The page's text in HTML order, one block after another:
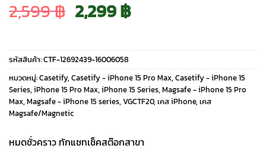
2,599฿ Original
price
was:
2,599 ฿.
2,299฿Current
price
is:
2,299 ฿.
รหัสสินค้า:CTF-12692439-16006058
หมวดหมู่:Casetify, Casetify - iPhone 15 Pro Max, Casetify - iPhone 15
Series, iPhone 15 Pro Max, iPhone 15 Series, Magsafe - iPhone 15 Pro
Max, Magsafe - iPhone 15 series, VGCTF20, เคส iPhone, เคส
Magsafe/Magnetic
หมดชั่วคราว ทักแชทเช็คสต๊อกสาขา